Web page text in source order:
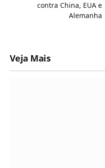
contra China, EUA e
Alemanha
Veja Mais